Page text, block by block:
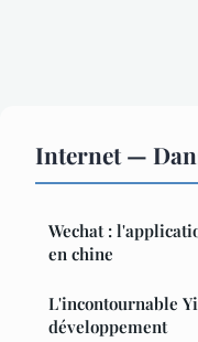
Internet —
Wechat :
en chine
L'incontournable
développement